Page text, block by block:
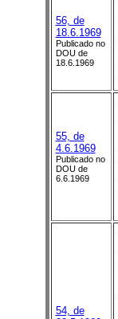
56, de
18.6.1969
Publicado no
DOU de
18.6.1969
55, de
4.6.1969
Publicado no
DOU de
6.6.1969
54, de